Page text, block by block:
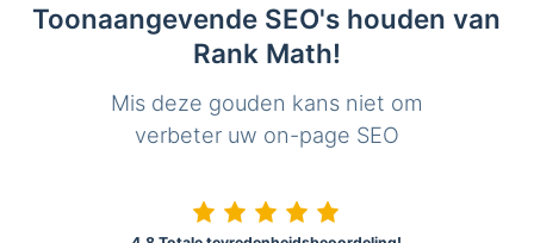
Toonaangevende SEO's houden van
Rank Math!
Mis deze gouden kans niet om
verbeter uw on-page SEO